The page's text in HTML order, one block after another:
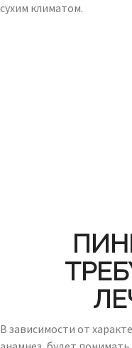
сухим климатом.
В зависимости от